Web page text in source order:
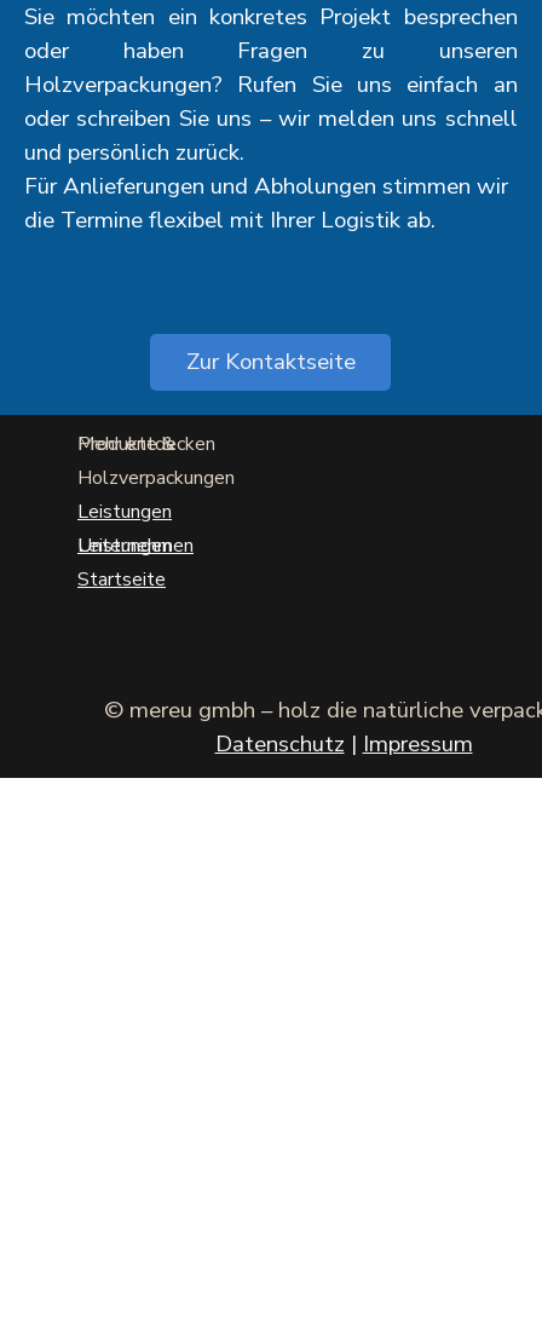
Sie möchten ein konkretes Projekt besprechen
oder haben Fragen zu unseren
Holzverpackungen? Rufen Sie uns einfach an
oder schreiben Sie uns – wir melden uns schnell
und persönlich zurück.
Für Anlieferungen und Abholungen stimmen wir
die Termine flexibel mit Ihrer Logistik ab.
Zur Kontaktseite
Produkte &
Holzverpackungen
Leistungen
Mehr entdecken
Leistungen
Unternehmen
Startseite
© mereu gmbh – holz die natürliche
Datenschutz | Impressum